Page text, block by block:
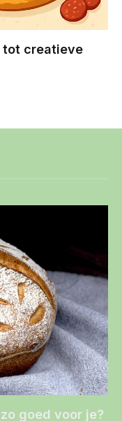
tot creatieve
goed voor je?